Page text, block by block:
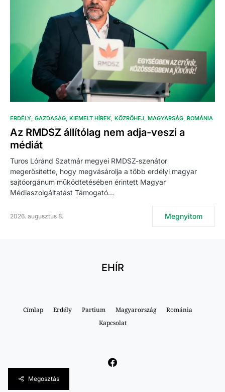
ERDÉLY GAZDASÁG KIEMELT HÍREK KÖZRÖHEJ MAGYARSÁG ROMÁNIA
Az RMDSZ állítólag nem adja-veszi a
médiát
Turos Lóránd Szatmár megyei RMDSZ-szenátor
megerősítette, hogy megvásárolja a több erdélyi magyar
sajtóorgánum működtetésében érintett Magyar
Médiaszolgáltatást Támogató…
2026. augusztus 8. Megnyitom
EHÍR
Címlap Erdély Partium Magyarország
Románia
Kapcsolat
Megosztás